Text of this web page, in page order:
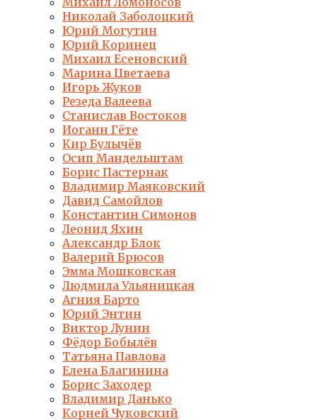
Николай Заболоцкий
Юрий Могутин
Юрий Коринец
Михаил Есеновский
Марина Цветаева
Игорь Жуков
Резеда Валеева
Станислав Востоков
Иоганн Гёте
Кир Булычёв
Осип Мандельштам
Борис Пастернак
Владимир Маяковский
Давид Самойлов
Константин Симонов
Леонид Яхин
Александр Блок
Валерий Брюсов
Эмма Мошковская
Людмила Ульяницкая
Агния Барто
Юрий Энтин
Виктор Лунин
Фёдор Бобылёв
Татьяна Павлова
Елена Благинина
Борис Заходер
Владимир Данько
Корней Чуковский